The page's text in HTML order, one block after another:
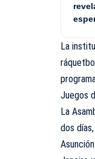
La
Juegos
La
dos